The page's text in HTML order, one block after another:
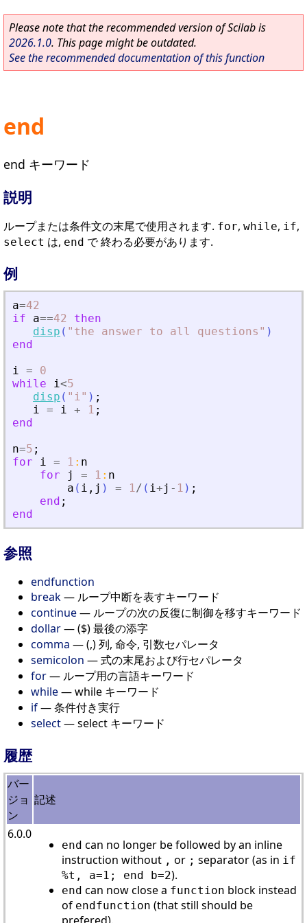
Please note that the recommended version of Scilab is
2026.1.0. This page might be outdated.
See the recommended documentation of this function
end
end キーワード
説明
ループまたは条件文の末尾で使用されます. for, while, if,
select は, end で 終わる必要があります.
例
a=42
if
a==42
then
disp ( " the answer to all questions " )
end
i =
0
while
i<5
disp ( " i" ) ;
i = i + 1 ;
end
n=5 ;
for
i = 1 : n
for
j = 1 : n
a ( i , j ) = 1/ ( i+j - 1 ) ;
end ;
end
参照
endfunction
break— ループ中断を表すキーワード
continue— ループの次の反復に制御を移すキーワード
dollar— ($) 最後の添字
comma — (,) 列, 命令, 引数セパレータ
semicolon — 式の末尾および行セパレータ
for— ループ用の言語キーワード
while— while キーワード
if— 条件付き実行
select— select キーワード
履歴
バー
ジョ
ン
記述
6.0.0
end can no longer be followed by an inline
instruction without , or ; separator (as in if
%t, a=1; end b=2).
end can now close a function block instead
of endfunction (that still should be